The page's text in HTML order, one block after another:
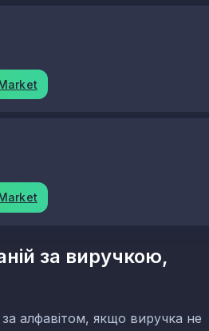
за виручкою,
алфавітом, якщо виручка не